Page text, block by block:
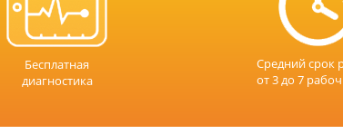
Бесплатная
диагностика
Средний срок
от 3 до 7